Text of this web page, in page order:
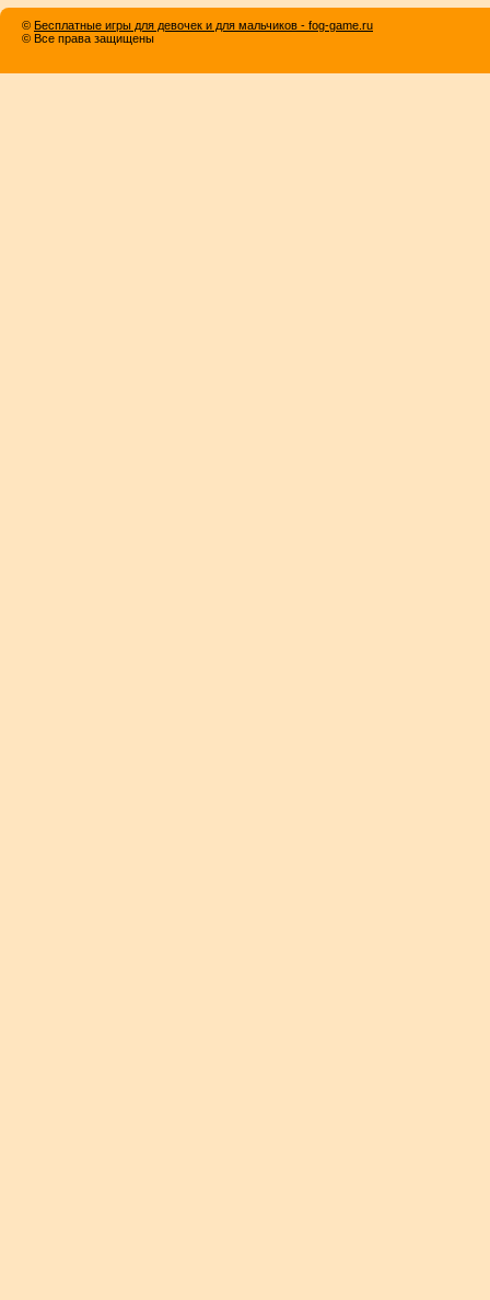
© Бесплатные игры для девочек и для мальчиков - fog-game.ru
© Все права защищены